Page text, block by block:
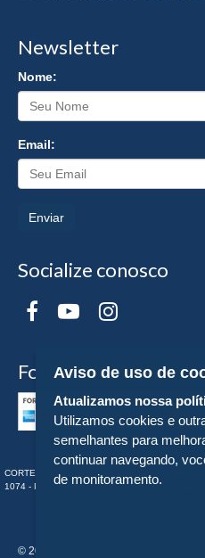
Newsletter
Nome:
Email:
Enviar
Socialize conosco
Formas de
CORTEZ EDITORA E LIVRARIA LTDA - CNPJ
1074 - PERDIZES - SP - Tel:. (11) 98549-2448
© 2026 CORTEZ EDITORA E
Aviso de uso de
Atualizamos nossa
Utilizamos cookies e
semelhantes para
continuar navegando,
de monitoramento.